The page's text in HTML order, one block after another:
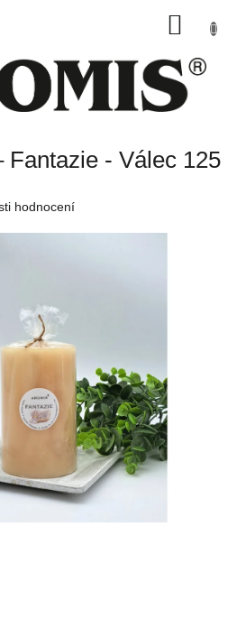
Fantazie - Válec 125
hodnocení